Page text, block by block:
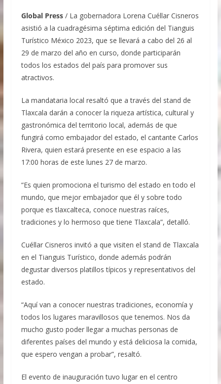
que acredite propiedad de bienes en garantía
prendaria
Promueven prohibir uso de perfiles con IA para
publicidad dirigida a la niñez y adolescencia
Llama AGRICULTURA a participar en la Jornada
Nacional de Reforestación 2026
Global Press / La gobernadora Lorena Cuéllar Cisneros
asistió a la cuadragésima séptima edición del Tianguis
Turístico México 2023, que se llevará a cabo del 26 al
29 de marzo del año en curso, donde participarán
todos los estados del país para promover sus
atractivos.
La mandataria local resaltó que a través del stand de
Tlaxcala darán a conocer la riqueza artística, cultural y
gastronómica del territorio local, además de que
fungirá como embajador del estado, el cantante Carlos
Rivera, quien estará presente en ese espacio a las
17:00 horas de este lunes 27 de marzo.
“Es quien promociona el turismo del estado en todo el
mundo, que mejor embajador que él y sobre todo
porque es tlaxcalteca, conoce nuestras raíces,
tradiciones y lo hermoso que tiene Tlaxcala”, detalló.
Cuéllar Cisneros invitó a que visiten el stand de Tlaxcala
en el Tianguis Turístico, donde además podrán
degustar diversos platillos típicos y representativos del
estado.
“Aquí van a conocer nuestras tradiciones, economía y
todos los lugares maravillosos que tenemos. Nos da
mucho gusto poder llegar a muchas personas de
diferentes países del mundo y está deliciosa la comida,
que espero vengan a probar”, resaltó.
El evento de inauguración tuvo lugar en el centro